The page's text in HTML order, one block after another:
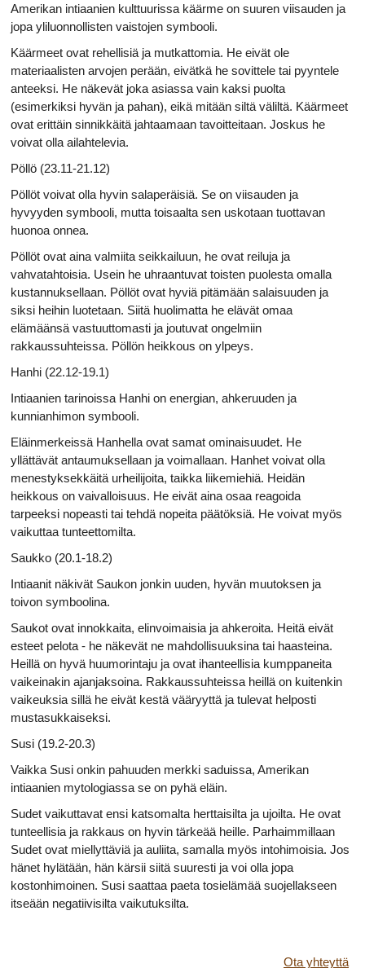
Amerikan intiaanien kulttuurissa käärme on suuren viisauden ja
jopa yliluonnollisten vaistojen symbooli.
Käärmeet ovat rehellisiä ja mutkattomia. He eivät ole
materiaalisten arvojen perään, eivätkä he sovittele tai pyyntele
anteeksi. He näkevät joka asiassa vain kaksi puolta
(esimerkiksi hyvän ja pahan), eikä mitään siltä väliltä. Käärmeet
ovat erittäin sinnikkäitä jahtaamaan tavoitteitaan. Joskus he
voivat olla ailahtelevia.
Pöllö (23.11-21.12)
Pöllöt voivat olla hyvin salaperäisiä. Se on viisauden ja
hyvyyden symbooli, mutta toisaalta sen uskotaan tuottavan
huonoa onnea.
Pöllöt ovat aina valmiita seikkailuun, he ovat reiluja ja
vahvatahtoisia. Usein he uhraantuvat toisten puolesta omalla
kustannuksellaan. Pöllöt ovat hyviä pitämään salaisuuden ja
siksi heihin luotetaan. Siitä huolimatta he elävät omaa
elämäänsä vastuuttomasti ja joutuvat ongelmiin
rakkaussuhteissa. Pöllön heikkous on ylpeys.
Hanhi (22.12-19.1)
Intiaanien tarinoissa Hanhi on energian, ahkeruuden ja
kunnianhimon symbooli.
Eläinmerkeissä Hanhella ovat samat ominaisuudet. He
yllättävät antaumuksellaan ja voimallaan. Hanhet voivat olla
menestyksekkäitä urheilijoita, taikka liikemiehiä. Heidän
heikkous on vaivalloisuus. He eivät aina osaa reagoida
tarpeeksi nopeasti tai tehdä nopeita päätöksiä. He voivat myös
vaikuttaa tunteettomilta.
Saukko (20.1-18.2)
Intiaanit näkivät Saukon jonkin uuden, hyvän muutoksen ja
toivon symboolina.
Saukot ovat innokkaita, elinvoimaisia ja ahkeroita. Heitä eivät
esteet pelota - he näkevät ne mahdollisuuksina tai haasteina.
Heillä on hyvä huumorintaju ja ovat ihanteellisia kumppaneita
vaikeinakin ajanjaksoina. Rakkaussuhteissa heillä on kuitenkin
vaikeuksia sillä he eivät kestä vääryyttä ja tulevat helposti
mustasukkaiseksi.
Susi (19.2-20.3)
Vaikka Susi onkin pahuuden merkki saduissa, Amerikan
intiaanien mytologiassa se on pyhä eläin.
Sudet vaikuttavat ensi katsomalta herttaisilta ja ujoilta. He ovat
tunteellisia ja rakkaus on hyvin tärkeää heille. Parhaimmillaan
Sudet ovat miellyttäviä ja auliita, samalla myös intohimoisia. Jos
hänet hylätään, hän kärsii siitä suuresti ja voi olla jopa
kostonhimoinen. Susi saattaa paeta tosielämää suojellakseen
itseään negatiivisilta vaikutuksilta.
Ota yhteyttä